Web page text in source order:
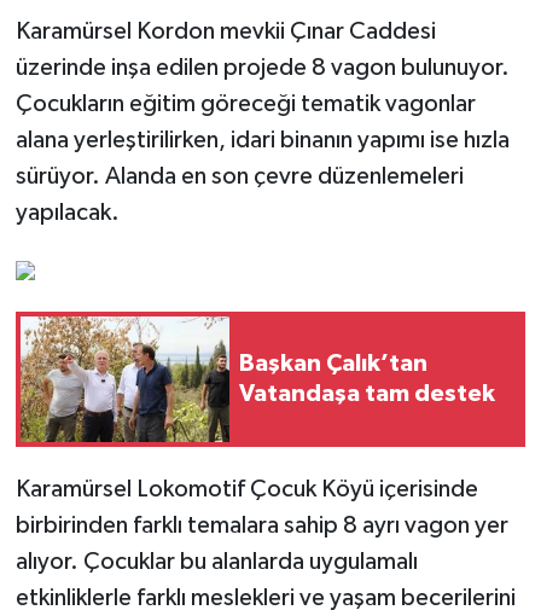
Karamürsel Kordon mevkii Çınar Caddesi
üzerinde inşa edilen projede 8 vagon bulunuyor.
Çocukların eğitim göreceği tematik vagonlar
alana yerleştirilirken, idari binanın yapımı ise hızla
sürüyor. Alanda en son çevre düzenlemeleri
yapılacak.
Başkan Çalık’tan
Vatandaşa tam destek
Karamürsel Lokomotif Çocuk Köyü içerisinde
birbirinden farklı temalara sahip 8 ayrı vagon yer
alıyor. Çocuklar bu alanlarda uygulamalı
etkinliklerle farklı meslekleri ve yaşam becerilerini